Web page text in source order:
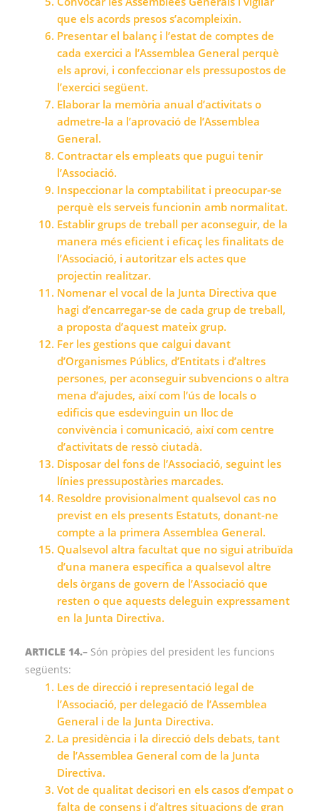
que els acords presos s’acompleixin.
Presentar el balanç i l’estat de comptes de
cada exercici a l’Assemblea General perquè
els aprovi, i confeccionar els pressupostos de
l’exercici següent.
Elaborar la memòria anual d’activitats o
admetre-la a l’aprovació de l’Assemblea
General.
Contractar els empleats que pugui tenir
l’Associació.
Inspeccionar la comptabilitat i preocupar-se
perquè els serveis funcionin amb normalitat.
Establir grups de treball per aconseguir, de la
manera més eficient i eficaç les finalitats de
l’Associació, i autoritzar els actes que
projectin realitzar.
Nomenar el vocal de la Junta Directiva que
hagi d’encarregar-se de cada grup de treball,
a proposta d’aquest mateix grup.
Fer les gestions que calgui davant
d’Organismes Públics, d’Entitats i d’altres
persones, per aconseguir subvencions o altra
mena d’ajudes, així com l’ús de locals o
edificis que esdevinguin un lloc de
convivència i comunicació, així com centre
d’activitats de ressò ciutadà.
Disposar del fons de l’Associació, seguint les
línies pressupostàries marcades.
Resoldre provisionalment qualsevol cas no
previst en els presents Estatuts, donant-ne
compte a la primera Assemblea General.
Qualsevol altra facultat que no sigui atribuïda
d’una manera específica a qualsevol altre
dels òrgans de govern de l’Associació que
resten o que aquests deleguin expressament
en la Junta Directiva.
ARTICLE 14.– Són pròpies del president les funcions
següents:
Les de direcció i representació legal de
l’Associació, per delegació de l’Assemblea
General i de la Junta Directiva.
La presidència i la direcció dels debats, tant
de l’Assemblea General com de la Junta
Directiva.
Vot de qualitat decisori en els casos d’empat o
falta de consens i d’altres situacions de gran